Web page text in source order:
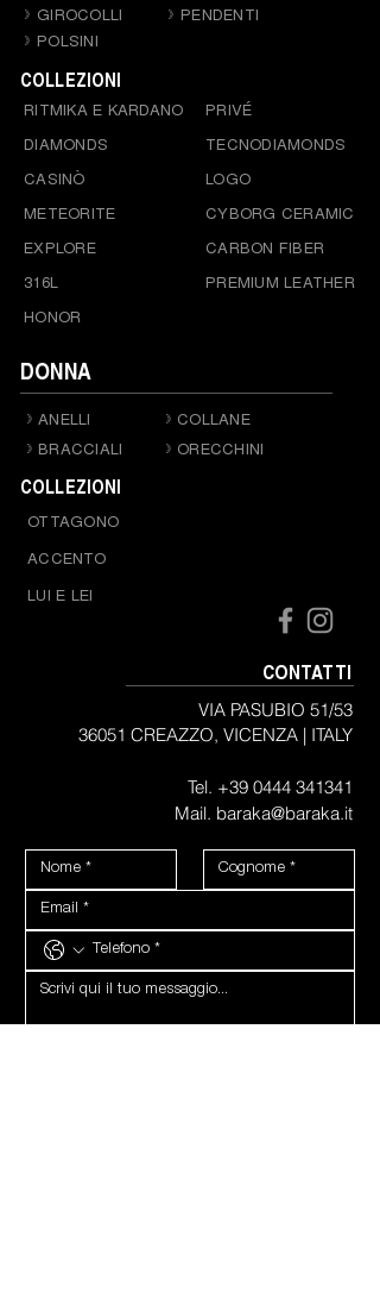
GIROCOLLI
POLSINI
PENDENTI
COLLEZIONI
RITMIKA E KARDANO
DIAMONDS
CASINÒ
METEORITE
EXPLORE
316L
HONOR
PRIVÉ
TECNODIAMONDS
LOGO
CYBORG CERAMIC
CARBON FIBER
PREMIUM LEATHER
DONNA
ANELLI
BRACCIALI
COLLANE
ORECCHINI
COLLEZIONI
OTTAGONO
ACCENTO
LUI E LEI
CONTATTI
VIA PASUBIO 51/53
36051 CREAZZO, VICENZA | ITALY
Tel. +39 0444 341341
Mail. baraka@baraka.it